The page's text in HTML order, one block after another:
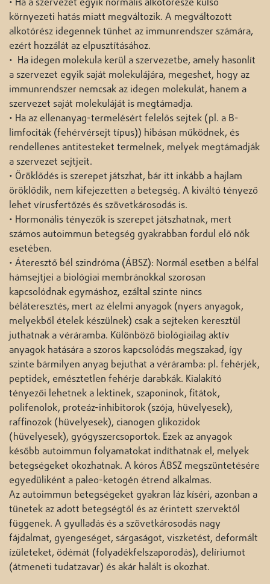
• Ha a szervezet egyik normális alkotórésze külső
környezeti hatás miatt megváltozik. A megváltozott
alkotórész idegennek tűnhet az immunrendszer számára,
ezért hozzálát az elpusztításához.
• Ha idegen molekula kerül a szervezetbe, amely hasonlít
a szervezet egyik saját molekulájára, megeshet, hogy az
immunrendszer nemcsak az idegen molekulát, hanem a
szervezet saját molekuláját is megtámadja.
• Ha az ellenanyag-termelésért felelős sejtek (pl. a B-
limfociták (fehérvérsejt típus)) hibásan működnek, és
rendellenes antitesteket termelnek, melyek megtámadják
a szervezet sejtjeit.
• Öröklődés is szerepet játszhat, bár itt inkább a hajlam
öröklődik, nem kifejezetten a betegség. A kiváltó tényező
lehet vírusfertőzés és szövetkárosodás is.
• Hormonális tényezők is szerepet játszhatnak, mert
számos autoimmun betegség gyakrabban fordul elő nők
esetében.
• Áteresztő bél szindróma (ÁBSZ): Normál esetben a bélfal
hámsejtjei a biológiai membránokkal szorosan
kapcsolódnak egymáshoz, ezáltal szinte nincs
béláteresztés, mert az élelmi anyagok (nyers anyagok,
melyekből ételek készülnek) csak a sejteken keresztül
juthatnak a véráramba. Különböző biológiailag aktív
anyagok hatására a szoros kapcsolódás megszakad, így
szinte bármilyen anyag bejuthat a véráramba: pl. fehérjék,
peptidek, emésztetlen fehérje darabkák. Kialakító
tényezői lehetnek a lektinek, szaponinok, fitátok,
polifenolok, proteáz-inhibitorok (szója, hüvelyesek),
raffinozok (hüvelyesek), cianogen glikozidok
(hüvelyesek), gyógyszercsoportok. Ezek az anyagok
később autoimmun folyamatokat indíthatnak el, melyek
betegségeket okozhatnak. A kóros ÁBSZ megszüntetésére
egyedüliként a paleo-ketogén étrend alkalmas.
Az autoimmun betegségeket gyakran láz kíséri, azonban a
tünetek az adott betegségtől és az érintett szervektől
függenek. A gyulladás és a szövetkárosodás nagy
fájdalmat, gyengeséget, sárgaságot, viszketést, deformált
ízületeket, ödémát (folyadékfelszaporodás), delíriumot
(átmeneti tudatzavar) és akár halált is okozhat.